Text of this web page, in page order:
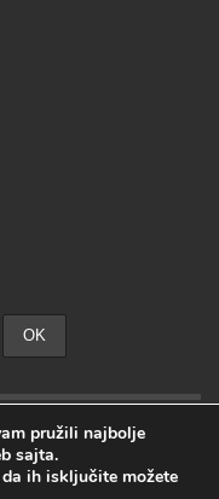
pružili najbolje
sajta.
ih isključite možete